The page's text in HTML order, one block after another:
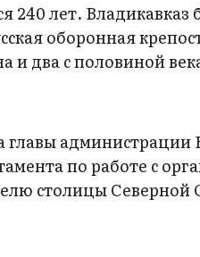
240 лет. Владикавказ
оборонная
и два с половиной
главы администрации
по работе с
столицы